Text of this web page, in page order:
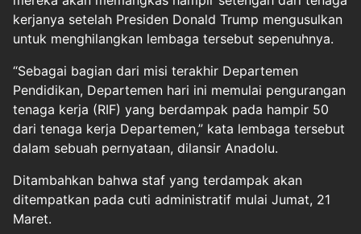
kerjanya setelah Presiden Donald Trump mengusulkan
untuk menghilangkan lembaga tersebut sepenuhnya.
“Sebagai bagian dari misi terakhir Departemen
Pendidikan, Departemen hari ini memulai pengurangan
tenaga kerja (RIF) yang berdampak pada hampir 50
dari tenaga kerja Departemen,” kata lembaga tersebut
dalam sebuah pernyataan, dilansir Anadolu.
Ditambahkan bahwa staf yang terdampak akan
ditempatkan pada cuti administratif mulai Jumat, 21
Maret.